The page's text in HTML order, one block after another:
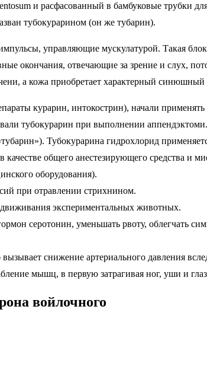
и расфасованный в бамбуковые трубки
тубокурарином (он же тубарин).
управляющие мускулатурой. Такая
окончания, отвечающие за зрение и слух,
а кожа приобретает характерный синюшный
курарин, интокострин), начали
тубокурарин при выполнении аппендэктоми.
Тубокурарина гидрохлорид
общего анестезирующего средства и
оборудования).
при отравлении стрихнином.
экспериментальных животных.
серотонин, уменьшать рвоту, облегчать
снижение артериального давления
мышц, в первую затрагивая ног, уши и
войлочного